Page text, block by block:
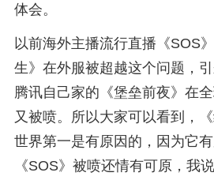
体会。
以前海外主播流行直播《SOS
生》在外服被超越这个问题，
腾讯自己家的《堡垒前夜》在
又被喷。所以大家可以看到，
世界第一是有原因的，因为它
《SOS》被喷还情有可原，我